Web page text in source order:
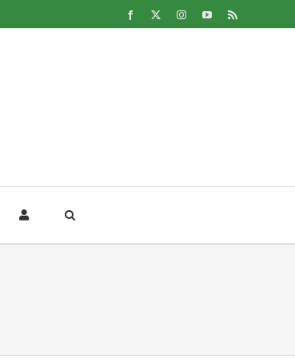
Facebook InstagramYouTubeRss